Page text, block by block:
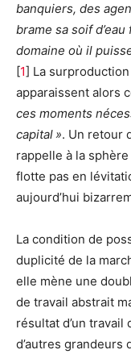
banquiers, des
brame sa soif
domaine où il
[1] La
apparaissent alors
ces moments
capital ». Un retour
rappelle à la
flotte pas en
aujourd’hui
La condition de
duplicité de la
elle mène une
de travail abstrait
résultat d’un
d’autres grandeurs